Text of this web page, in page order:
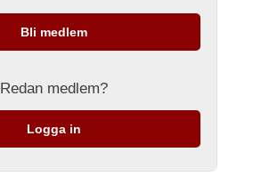
Bli medlem
Redan medlem?
Logga in